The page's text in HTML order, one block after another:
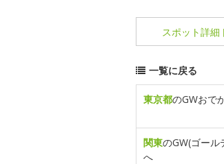
スポット詳細
一覧に戻る
東京都のGWおで
関東のGW(ゴー
へ